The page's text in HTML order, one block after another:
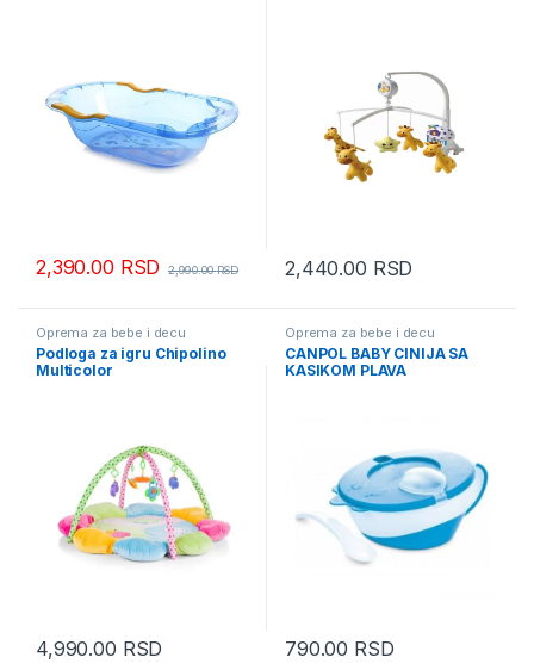
2,390.00 RSD 2,990.00RSD 2,440.00 RSD
Oprema za bebe i decu
Podloga za igru Chipolino
Multicolor
4,990.00 RSD
Oprema za bebe i decu
CANPOL BABY CINIJA SA
KASIKOM PLAVA
790.00 RSD